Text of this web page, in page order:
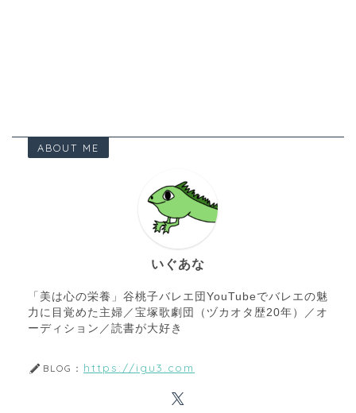
ABOUT ME
いぐあな
「美は心の栄養」谷桃子バレエ団YouTubeでバレエの魅
力に目覚めた主婦／宝塚歌劇団（ヅカオタ歴20年）／オ
ーディション／読書が大好き
BLOG： https://igu3.com